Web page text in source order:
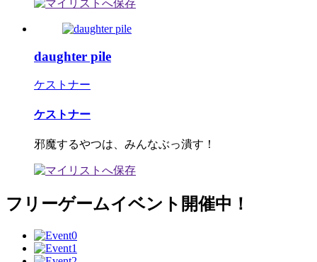
daughter pile
ケストナー
ケストナー
邪魔するやつは、みんなぶっ潰す！
フリーゲームイベント開催中！